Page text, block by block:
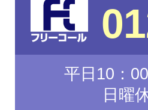
平日10：
日曜